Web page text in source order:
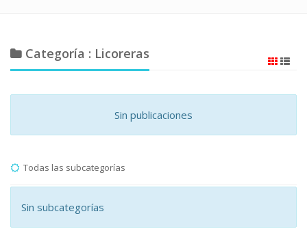
Categoría : Licoreras
Sin publicaciones
Todas las subcategorías
Sin subcategorías